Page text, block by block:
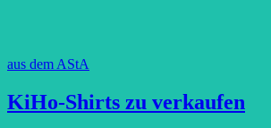
aus dem AStA
KiHo-Shirts zu verkaufen